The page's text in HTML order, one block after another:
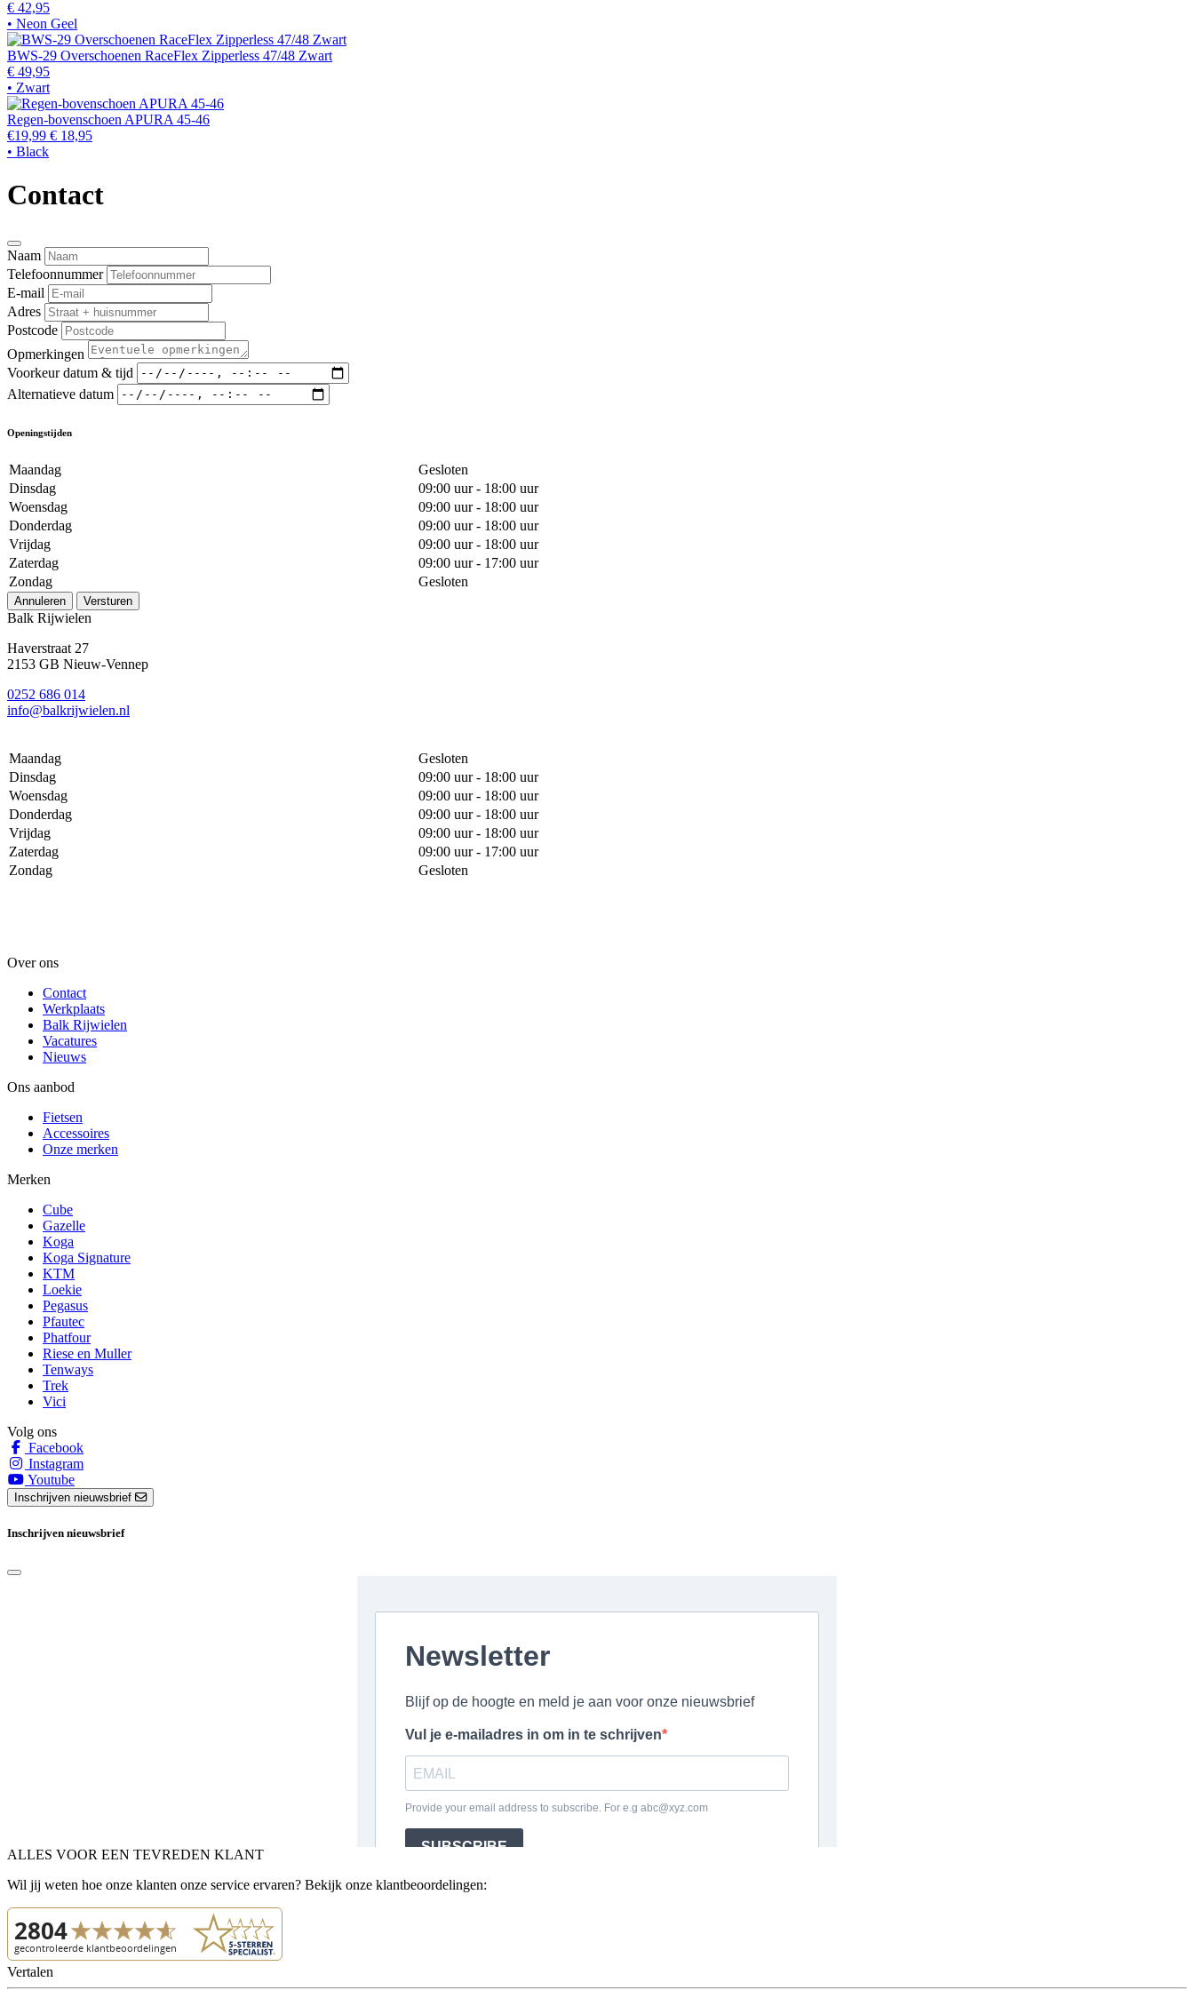
€ 42,95
• Neon Geel
BWS-29 Overschoenen RaceFlex Zipperless 47/48 Zwart
€ 49,95
• Zwart
Regen-bovenschoen APURA 45-46
€19,99 € 18,95
• Black
Contact
Naam
Telefoonnummer
E-mail
Adres
Postcode
Opmerkingen
Voorkeur datum & tijd
Alternatieve datum
Openingstijden
Maandag
Gesloten
Dinsdag
09:00 uur - 18:00 uur
Woensdag
09:00 uur - 18:00 uur
Donderdag
09:00 uur - 18:00 uur
Vrijdag
09:00 uur - 18:00 uur
Zaterdag
09:00 uur - 17:00 uur
Zondag
Gesloten
Annuleren Versturen
Balk Rijwielen
Haverstraat 27
2153 GB Nieuw-Vennep
0252 686 014
info@balkrijwielen.nl
Maandag
Gesloten
Dinsdag
09:00 uur - 18:00 uur
Woensdag
09:00 uur - 18:00 uur
Donderdag
09:00 uur - 18:00 uur
Vrijdag
09:00 uur - 18:00 uur
Zaterdag
09:00 uur - 17:00 uur
Zondag
Gesloten
Over ons
Contact
Werkplaats
Balk Rijwielen
Vacatures
Nieuws
Ons aanbod
Fietsen
Accessoires
Onze merken
Merken
Cube
Gazelle
Koga
Koga Signature
KTM
Loekie
Pegasus
Pfautec
Phatfour
Riese en Muller
Tenways
Trek
Vici
Volg ons
Facebook
Instagram
Youtube
Inschrijven nieuwsbrief
Inschrijven nieuwsbrief
ALLES VOOR EEN TEVREDEN KLANT
Wil jij weten hoe onze klanten onze service ervaren? Bekijk onze klantbeoordelingen:
Vertalen